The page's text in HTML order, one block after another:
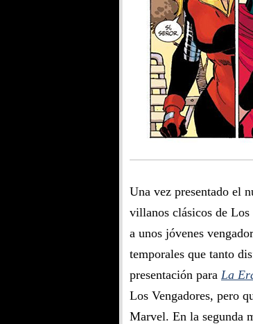
Una vez presentado el
villanos clásicos de Los
a unos jóvenes
temporales que tanto
presentación para La
Los Vengadores, pero
Marvel. En la segunda